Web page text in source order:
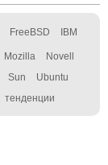
FreeBSD IBM
Mozilla Novell
Sun Ubuntu
тенденции